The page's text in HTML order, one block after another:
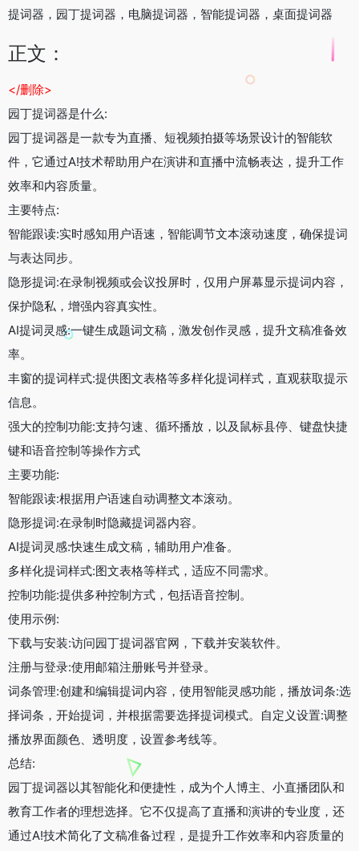
提词器，园丁提词器，电脑提词器，智能提词器，桌面提词器
正文：
</删除>
园丁提词器是什么:
园丁提词器是一款专为直播、短视频拍摄等场景设计的智能软
件，它通过A!技术帮助用户在演讲和直播中流畅表达，提升工作
效率和内容质量。
主要特点:
智能跟读:实时感知用户语速，智能调节文本滚动速度，确保提词
与表达同步。
隐形提词:在录制视频或会议投屏时，仅用户屏幕显示提词内容，
保护隐私，增强内容真实性。
AI提词灵感:一键生成题词文稿，激发创作灵感，提升文稿准备效
率。
丰窗的提词样式:提供图文表格等多样化提词样式，直观获取提示
信息。
强大的控制功能:支持匀速、循环播放，以及鼠标县停、键盘快捷
键和语音控制等操作方式
主要功能:
智能跟读:根据用户语速自动调整文本滚动。
隐形提词:在录制时隐藏提词器内容。
AI提词灵感:快速生成文稿，辅助用户准备。
多样化提词样式:图文表格等样式，适应不同需求。
控制功能:提供多种控制方式，包括语音控制。
使用示例:
下载与安装:访问园丁提词器官网，下载并安装软件。
注册与登录:使用邮箱注册账号并登录。
词条管理:创建和编辑提词内容，使用智能灵感功能，播放词条:选
择词条，开始提词，并根据需要选择提词模式。自定义设置:调整
播放界面颜色、透明度，设置参考线等。
总结:
园丁提词器以其智能化和便捷性，成为个人博主、小直播团队和
教育工作者的理想选择。它不仅提高了直播和演讲的专业度，还
通过A!技术简化了文稿准备过程，是提升工作效率和内容质量的